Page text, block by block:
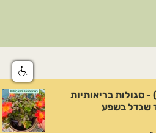
רגלת הגינה (Puslane) - סגולות בריאותיות
שגדל בשפע